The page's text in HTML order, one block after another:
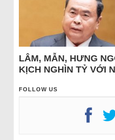
LÂM, MẪN, HƯNG
KỊCH NGHÌN TỶ VỚI
FOLLOW US